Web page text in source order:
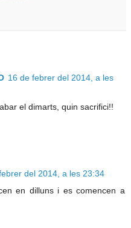
16 de febrer del 2014, a les
el dimarts, quin sacrifici!!
del 2014, a les 23:34
en dilluns i es comencen a